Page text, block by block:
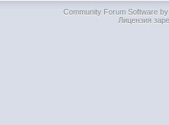
Community Forum Software by
Лицензия